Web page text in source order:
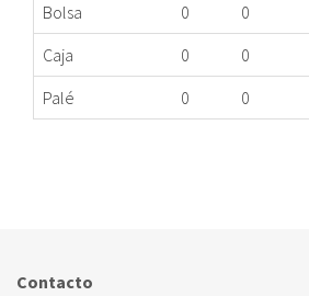
Bolsa
0 0
Caja
0 0
Palé
0 0
Contacto